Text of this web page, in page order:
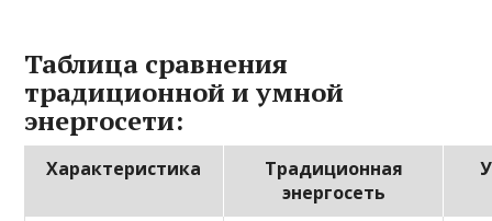
Таблица сравнения
традиционной и умной
энергосети:
Характеристика
Традиционная
энергосеть